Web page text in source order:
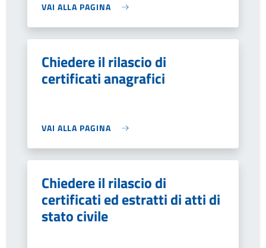
VAI ALLA PAGINA
Chiedere il rilascio di
certificati anagrafici
VAI ALLA PAGINA
Chiedere il rilascio di
certificati ed estratti di atti di
stato civile